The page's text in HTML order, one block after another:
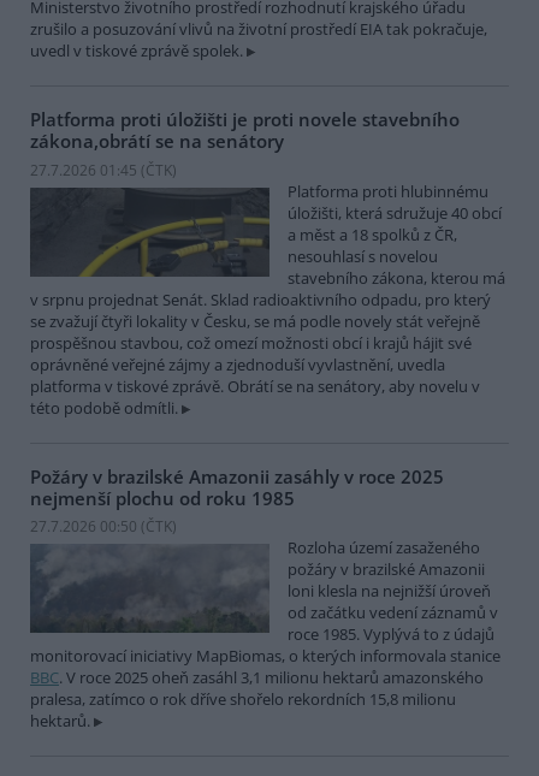
Ministerstvo životního prostředí rozhodnutí krajského úřadu
zrušilo a posuzování vlivů na životní prostředí EIA tak pokračuje,
uvedl v tiskové zprávě spolek.
Platforma proti úložišti je proti novele stavebního
zákona,obrátí se na senátory
27.7.2026 01:45 (ČTK)
Platforma proti hlubinnému
úložišti, která sdružuje 40 obcí
a měst a 18 spolků z ČR,
nesouhlasí s novelou
stavebního zákona, kterou má
v srpnu projednat Senát. Sklad radioaktivního odpadu, pro který
se zvažují čtyři lokality v Česku, se má podle novely stát veřejně
prospěšnou stavbou, což omezí možnosti obcí i krajů hájit své
oprávněné veřejné zájmy a zjednoduší vyvlastnění, uvedla
platforma v tiskové zprávě. Obrátí se na senátory, aby novelu v
této podobě odmítli.
Požáry v brazilské Amazonii zasáhly v roce 2025
nejmenší plochu od roku 1985
27.7.2026 00:50 (ČTK)
Rozloha území zasaženého
požáry v brazilské Amazonii
loni klesla na nejnižší úroveň
od začátku vedení záznamů v
roce 1985. Vyplývá to z údajů
monitorovací iniciativy MapBiomas, o kterých informovala stanice
BBC. V roce 2025 oheň zasáhl 3,1 milionu hektarů amazonského
pralesa, zatímco o rok dříve shořelo rekordních 15,8 milionu
hektarů.